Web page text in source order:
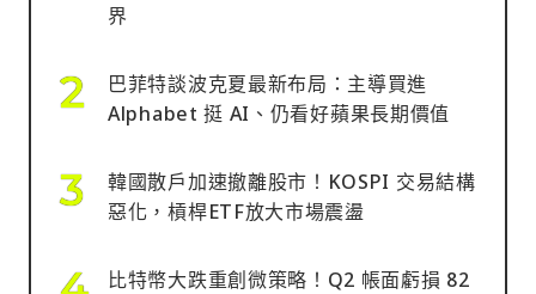
界
巴菲特談波克夏最新布局：主導買進
Alphabet 挺 AI、仍看好蘋果長期價值
韓國散戶加速撤離股市！KOSPI 交易結構
惡化，槓桿ETF放大市場震盪
比特幣大跌重創微策略！Q2 帳面虧損 82